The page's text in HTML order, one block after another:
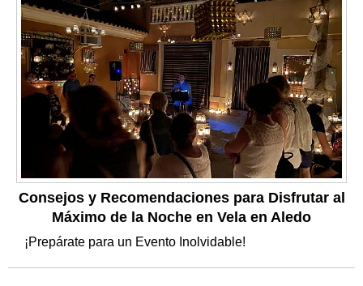
Consejos y Recomendaciones para Disfrutar al
Máximo de la Noche en Vela en Aledo
¡Prepárate para un Evento Inolvidable!